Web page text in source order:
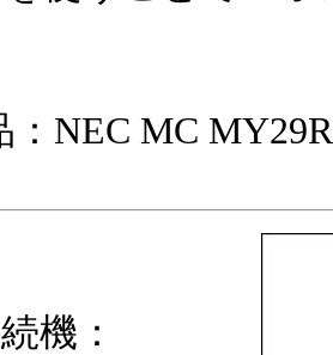
NEC MC
機：